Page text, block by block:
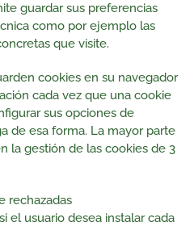
guardar sus preferencias
como por ejemplo las
que visite.
cookies en su navegador
cada vez que una cookie
sus opciones de
de esa forma. La mayor parte
la gestión de las cookies de 3
rechazadas
el usuario desea instalar cada